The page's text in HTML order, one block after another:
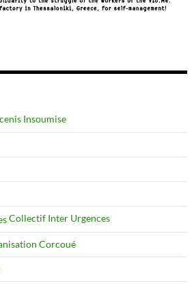
Insoumise
Collectif Inter Urgences
Corcoué